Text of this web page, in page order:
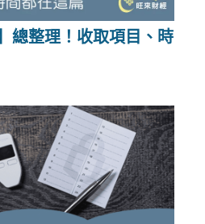
總整理！收取項目、時